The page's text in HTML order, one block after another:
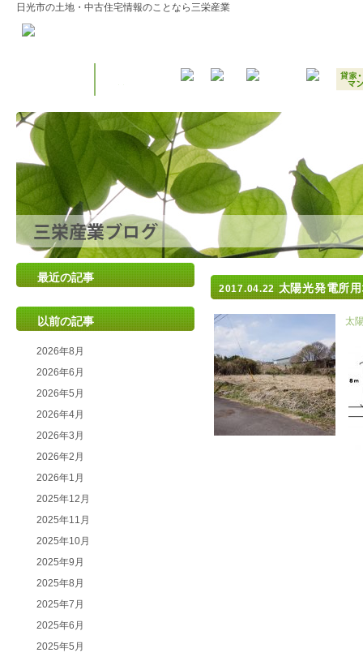
日光市の土地・中古住宅情報のことなら三栄産業
2017.04.22 太陽光発電所
太
最近の記事
以前の記事
2026年8月
2026年6月
2026年5月
2026年4月
2026年3月
2026年2月
2026年1月
2025年12月
2025年11月
2025年10月
2025年9月
2025年8月
2025年7月
2025年6月
2025年5月